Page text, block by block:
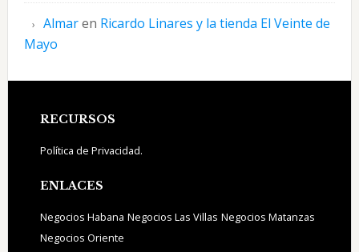
Almaren Ricardo Linares y la tienda El Veinte de
Mayo
Footer
RECURSOS
Política de Privacidad.
ENLACES
Negocios Habana Negocios Las Villas Negocios Matanzas
Negocios Oriente